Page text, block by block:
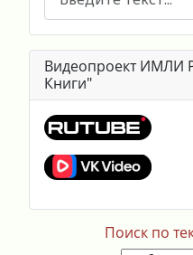
Видеопроект ИМЛИ
Книги"
Поиск по